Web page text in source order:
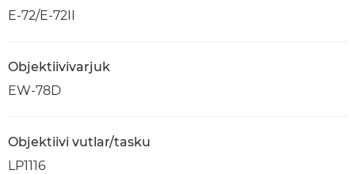
E-72/E-72II
Objektiivivarjuk
EW-78D
Objektiivi vutlar/tasku
LP1116